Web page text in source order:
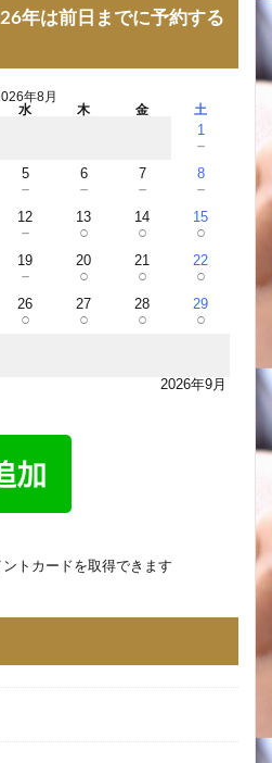
年は前日までに予約する
年8月
水 木 金 土
1
－
5
－
6
－
7
－
8
－
12
－
13
○
14
○
15
○
19
－
20
○
21
○
22
○
26
○
27
○
28
○
29
○
2026年9月
トカードを取得できます